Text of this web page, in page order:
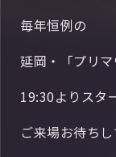
毎年恒例の
延岡・「プリ
19:30よりスタ
ご来場お待ち